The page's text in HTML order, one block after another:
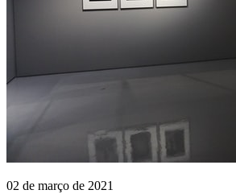
02 de março de 2021